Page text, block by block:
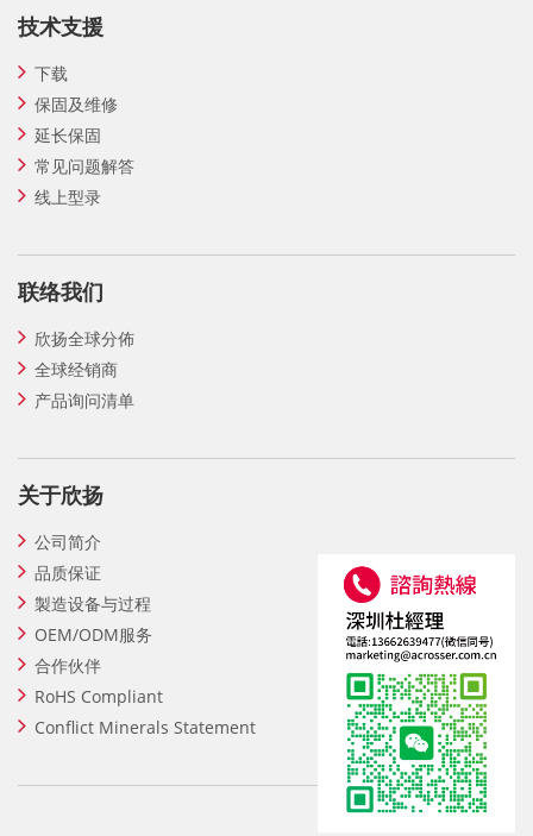
技术支援
下载
保固及维修
延长保固
常见问题解答
线上型录
联络我们
欣扬全球分佈
全球经销商
产品询问清单
关于欣扬
公司简介
品质保证
製造设备与过程
OEM/ODM服务
合作伙伴
RoHS Compliant
Conflict Minerals Statement